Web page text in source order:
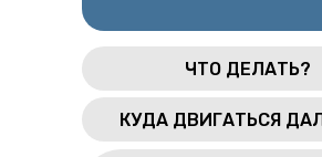
ЧТО ДЕЛАТЬ?
КУДА ДВИГАТЬСЯ